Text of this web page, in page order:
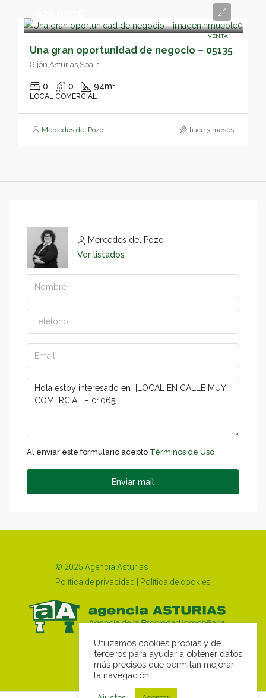
VENTA
Una gran oportunidad de negocio – 05135
Gijón,Asturias,Spain
0 0 94m²
LOCAL COMERCIAL
Mercedes del Pozo hace 3 meses
Mercedes del Pozo
Ver listados
Al enviar este formulario acepto Términos de Uso
Enviar mail
© 2025 Agencia Asturias
Política de privacidad
Política de cookies
Utilizamos cookies propias y de
terceros para ayudar a obtener datos
más precisos que permitan mejorar
la navegación